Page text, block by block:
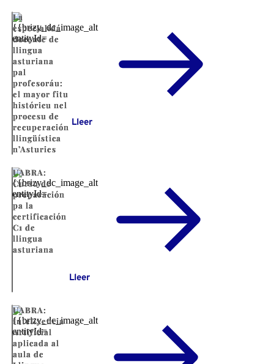
La
especialidá
docente de
llingua
asturiana
pal
profesoráu:
el mayor fitu
históricu nel
procesu de
recuperación
llingüística
n’Asturies
Lleer
UABRA:
Cursu de
preparación
pa la
certificación
C1 de
llingua
asturiana
Lleer
UABRA:
Intelixencia
Artificial
aplicada al
aula de